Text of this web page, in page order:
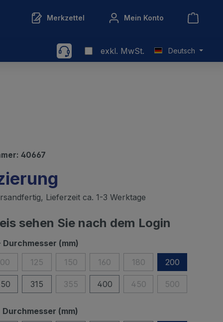
Merkzettel Mein Konto
exkl. MwSt. Deutsch
40667
Lieferzeit ca. 1-3 Werktage
sehen Sie nach dem Login
Durchmesser (mm)
125 150 160 180 200
315 355 400 450 500
Durchmesser (mm)